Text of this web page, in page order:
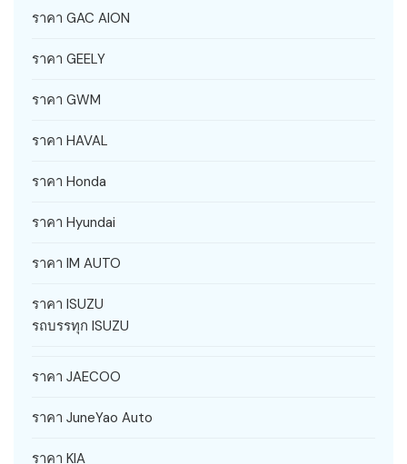
ราคา GAC AION
ราคา GEELY
ราคา GWM
ราคา HAVAL
ราคา Honda
ราคา Hyundai
ราคา IM AUTO
ราคา ISUZU
รถบรรทุก ISUZU
ราคา JAECOO
ราคา JuneYao Auto
ราคา KIA